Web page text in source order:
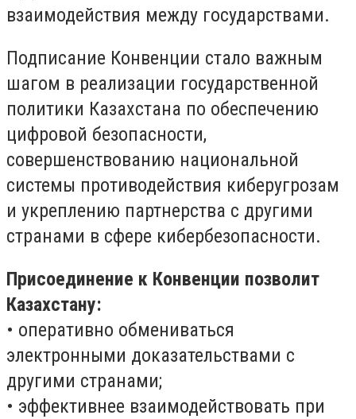
взаимодействия между государствами.
Подписание Конвенции стало важным
шагом в реализации государственной
политики Казахстана по обеспечению
цифровой безопасности,
совершенствованию национальной
системы противодействия киберугрозам
и укреплению партнерства с другими
странами в сфере кибербезопасности.
Присоединение к Конвенции позволит
Казахстану:
• оперативно обмениваться
электронными доказательствами с
другими странами;
• эффективнее взаимодействовать при